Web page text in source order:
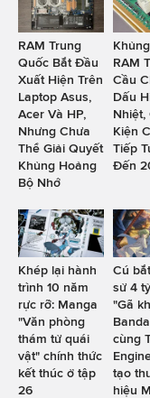
RAM Trung
Quốc Bắt Đầu
Xuất Hiện Trên
Laptop Asus,
Acer Và HP,
Nhưng Chưa
Thể Giải Quyết
Khủng Hoảng
Bộ Nhớ
RAM
Cầu
Dấu
Nhiệt,
Kiện
Tiếp
Đến
Khép lại hành
trình 10 năm
rực rỡ: Manga
"Văn phòng
thám tử quái
vật" chính thức
kết thúc ở tập
26
Cú
sử 4
"Gã
cùng
tạo
hiệu